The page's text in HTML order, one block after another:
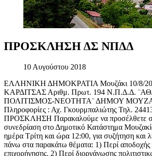
ΠΡΟΣΚΛΗΣΗΔΣ ΝΠΔΔ
10 Αυγούστου 2018
ΕΛΛΗΝΙΚΗ ΔΗΜΟΚΡΑΤΙΑ Μουζάκι 10/8/
ΚΑΡΔΙΤΣΑΣ Αριθμ. Πρωτ. 194 Ν.Π.Δ.Δ.
ΠΟΛΙΤΙΣΜΟΣ-ΝΕΟΤΗΤΑ¨ ΔΗΜΟΥ
Πληροφορίες : Αχ. Γκουρμπαλιώτης Τηλ.
ΠΡΟΣΚΛΗΣΗ Παρακαλούμε να προσέλθετε
συνεδρίαση στο Δημοτικό Κατάστημα
ημέρα Τρίτη και ώρα 12:00, για συζήτηση και
πάνω στα παρακάτω θέματα: 1) Περί αποδοχής
επιχορήγησης. 2) Περί διοργάνωσης